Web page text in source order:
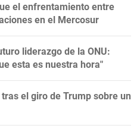
el enfrentamiento entre
en el Mercosur
liderazgo de la ONU:
esta es nuestra hora"
el giro de Trump sobre un